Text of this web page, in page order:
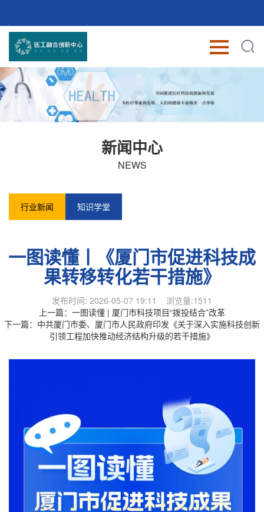
新闻中心
NEWS
行业新闻 知识学堂
一图读懂丨《厦门市促进科技成
果转移转化若干措施》
发布时间: 2026-05-07 19:11 浏览量:1511
上一篇： 一图读懂 | 厦门市科技项目“拨投结合”改革
下一篇： 中共厦门市委、厦门市人民政府印发《关于深入实施科技创新
引领工程加快推动经济结构升级的若干措施》